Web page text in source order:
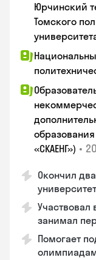
Юрчинский
Томского
образования
«СКАЕНГ») •
Окончил
университет
Участвовал
занимал
Помогает